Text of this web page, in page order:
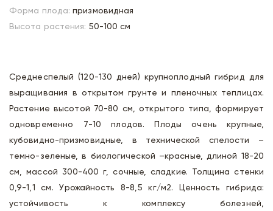
Форма плода: призмовидная
Высота растения: 50-100 см
Среднеспелый (120-130 дней) крупноплодный гибрид для
выращивания в открытом грунте и пленочных теплицах.
Растение высотой 70-80 см, открытого типа, формирует
одновременно 7-10 плодов. Плоды очень крупные,
кубовидно-призмовидные, в технической спелости –
темно-зеленые, в биологической –красные, длиной 18-20
см, массой 300-400 г, сочные, сладкие. Толщина стенки
0,9-1,1 см. Урожайность 8-8,5 кг/м2. Ценность гибрида:
устойчивость к комплексу болезней,